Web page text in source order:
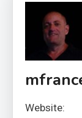
Website: